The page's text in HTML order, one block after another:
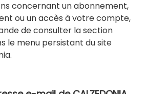
concernant un abonnement,
ou un accès à votre compte,
de consulter la section
le menu persistant du site